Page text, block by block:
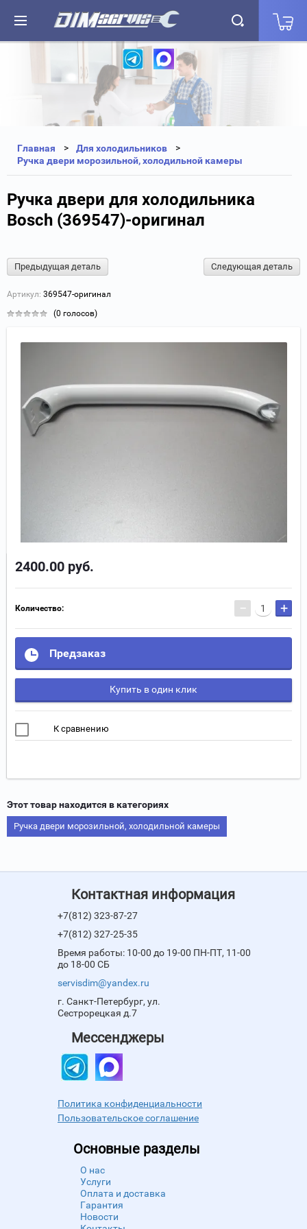
+7(812) 323-87-27
+7(812) 327-25-35
Главная
Для холодильников
Ручка двери морозильной, холодильной камеры
Ручка двери для холодильника
Bosch (369547)-оригинал
Предыдущая деталь Следующая деталь
Артикул: 369547-оригинал
(0 голосов)
2400.00 руб.
Количество: − +
Предзаказ
Купить в один клик
К сравнению
Этот товар находится в категориях
Ручка двери морозильной, холодильной камеры
Контактная информация
+7(812) 323-87-27
+7(812) 327-25-35
Время работы: 10-00 до 19-00 ПН-ПТ, 11-00
до 18-00 СБ
servisdim@yandex.ru
г. Санкт-Петербург, ул.
Сестрорецкая д.7
Мессенджеры
Политика конфиденциальности
Пользовательское соглашение
Основные разделы
О нас
Услуги
Оплата и доставка
Гарантия
Новости